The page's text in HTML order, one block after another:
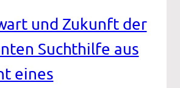
und Zukunft der
Suchthilfe aus
eines